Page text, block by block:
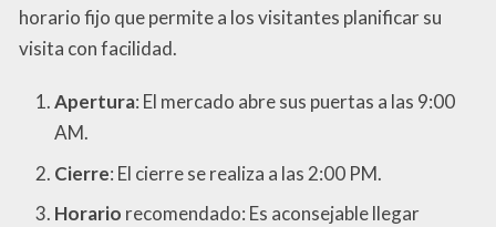
horario fijo que permite a los visitantes planificar su
visita con facilidad.
Apertura: El mercado abre sus puertas a las 9:00
AM.
Cierre: El cierre se realiza a las 2:00 PM.
Horario recomendado: Es aconsejable llegar